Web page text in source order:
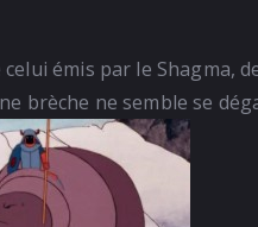
émis par le Shagma,
brèche ne semble se